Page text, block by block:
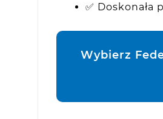
✅
Wybierz